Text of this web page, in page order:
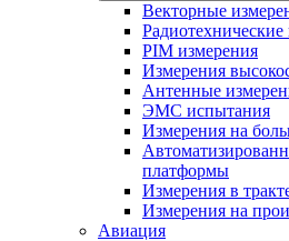
Векторные
Радиотехнические
PIM измерения
Измерения
Антенные
ЭМС испытания
Измерения на
платформы
Измерения в
Измерения на
Авиация